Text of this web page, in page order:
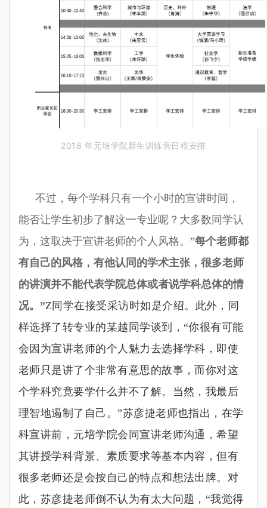
2018 年元培学院新生训练营日程安排
不过，每个学科只有一个小时的宣讲时间，
能否让学生初步了解这一专业呢？大多数同学认
为，这取决于宣讲老师的个人风格。”每个老师都
有自己的风格，有他认同的学术主张，很多老师
的讲演并不能代表学院总体或者说学科总体的情
况。”Z同学在接受采访时如是介绍。此外，同
样选择了转专业的某越同学谈到， “你很有可能
会因为宣讲老师的个人魅力去选择学科，即使
老师只是讲了个非常有意思的故事，而你对这
个学科究竟要学什么并不了解。当然，我最后
理智地遏制了自己。”苏彦捷老师也指出，在学
科宣讲前，元培学院会同宣讲老师沟通，希望
其讲授学科背景、素质要求等基本内容，但有
很多老师还是会按自己的特点和想法出牌。对
此，苏彦捷老师倒不认为有太大问题， “我觉得